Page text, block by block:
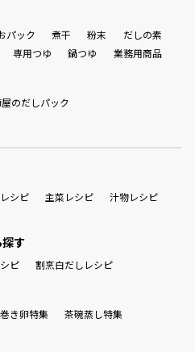
パック 煮干 粉末
だしの素
専用つゆ 鍋つゆ 業務用商品
のだしパック
シピ 主菜レシピ
汁物レシピ
す
ピ 割烹白だしレシピ
き卵特集 茶碗蒸し特集